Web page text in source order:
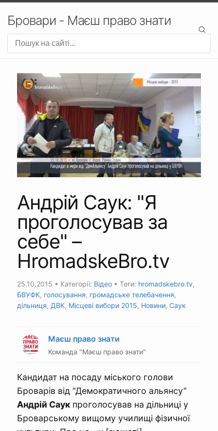
Бровари - Маєш право знати
Андрій Саук: "Я
проголосував за
себе" –
HromadskeBro.tv
25.10.2015 • Категорії: Відео • Теги: hromadskebro.tv,
БВУФК, голосування, громадське телебачення,
дільниця, ДВК, Місцеві вибори 2015, Новини, Саук
Маєш право знати
Команда "Маєш право знати"
Кандидат на посаду міського голови
Броварів від “Демократичного альянсу”
Андрій Саук проголосував на дільниці у
Броварському вищому училищі фізичної